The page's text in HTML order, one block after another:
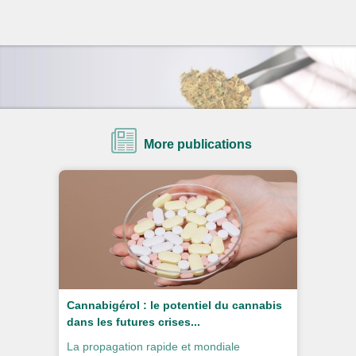
More publications
Cannabigérol : le potentiel du cannabis
dans les futures crises...
La propagation rapide et mondiale